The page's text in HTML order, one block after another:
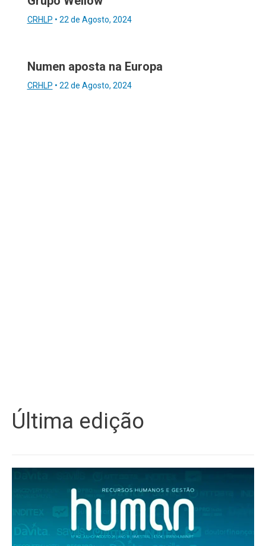
CRHLP • 22 de Agosto, 2024
Numen aposta na Europa
CRHLP • 22 de Agosto, 2024
Última edição